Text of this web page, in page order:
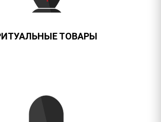
ТОВАРЫ